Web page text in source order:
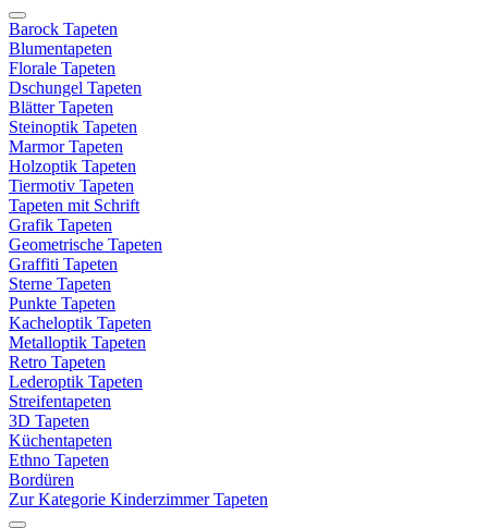
Barock Tapeten
Blumentapeten
Florale Tapeten
Dschungel Tapeten
Blätter Tapeten
Steinoptik Tapeten
Marmor Tapeten
Holzoptik Tapeten
Tiermotiv Tapeten
Tapeten mit Schrift
Grafik Tapeten
Geometrische Tapeten
Graffiti Tapeten
Sterne Tapeten
Punkte Tapeten
Kacheloptik Tapeten
Metalloptik Tapeten
Retro Tapeten
Lederoptik Tapeten
Streifentapeten
3D Tapeten
Küchentapeten
Ethno Tapeten
Bordüren
Zur Kategorie Kinderzimmer Tapeten